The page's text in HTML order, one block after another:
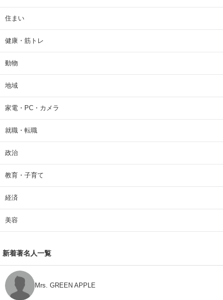
住まい
健康・筋トレ
動物
地域
家電・PC・カメラ
就職・転職
政治
教育・子育て
経済
美容
新着著名人一覧
Mrs. GREEN APPLE